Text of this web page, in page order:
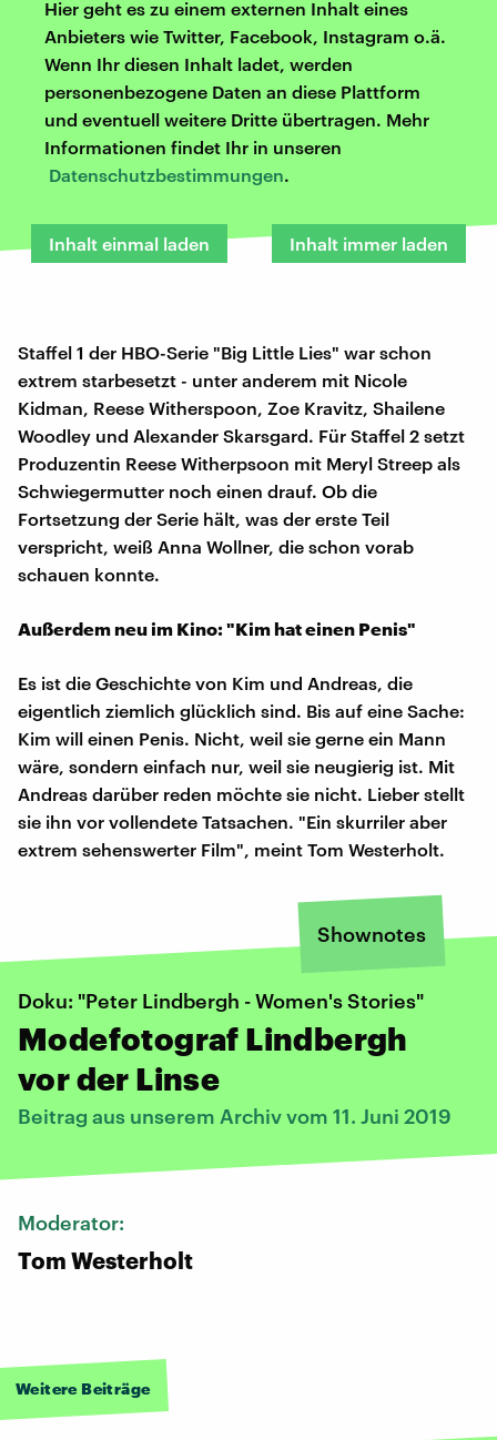
Hier geht es zu einem externen Inhalt eines
Anbieters wie Twitter, Facebook, Instagram o.ä.
Wenn Ihr diesen Inhalt ladet, werden
personenbezogene Daten an diese Plattform
und eventuell weitere Dritte übertragen. Mehr
Informationen findet Ihr in unseren
Datenschutzbestimmungen.
Inhalt einmal laden Inhalt immer laden
Staffel 1 der HBO-Serie "Big Little Lies" war schon
extrem starbesetzt - unter anderem mit Nicole
Kidman, Reese Witherspoon, Zoe Kravitz, Shailene
Woodley und Alexander Skarsgard. Für Staffel 2 setzt
Produzentin Reese Witherpsoon mit Meryl Streep als
Schwiegermutter noch einen drauf. Ob die
Fortsetzung der Serie hält, was der erste Teil
verspricht, weiß Anna Wollner, die schon vorab
schauen konnte.
Außerdem neu im Kino: "Kim hat einen Penis"
Es ist die Geschichte von Kim und Andreas, die
eigentlich ziemlich glücklich sind. Bis auf eine Sache:
Kim will einen Penis. Nicht, weil sie gerne ein Mann
wäre, sondern einfach nur, weil sie neugierig ist. Mit
Andreas darüber reden möchte sie nicht. Lieber stellt
sie ihn vor vollendete Tatsachen. "Ein skurriler aber
extrem sehenswerter Film", meint Tom Westerholt.
Shownotes
Doku: "Peter Lindbergh - Women's Stories"
Modefotograf Lindbergh
vor der Linse
Beitrag aus unserem Archiv vom 11. Juni 2019
Moderator:
Tom Westerholt
Weitere Beiträge